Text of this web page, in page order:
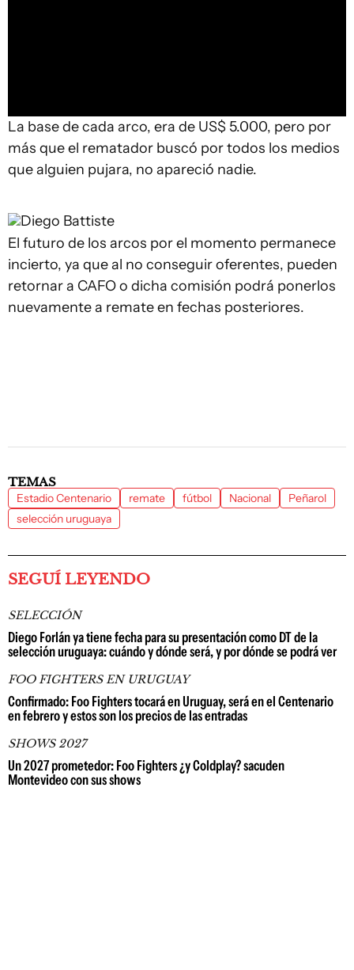
La base de cada arco, era de US$ 5.000, pero por
más que el rematador buscó por todos los medios
que alguien pujara, no apareció nadie.
Diego Battiste
El futuro de los arcos por el momento permanece
incierto, ya que al no conseguir oferentes, pueden
retornar a CAFO o dicha comisión podrá ponerlos
nuevamente a remate en fechas posteriores.
TEMAS
Estadio Centenario remate fútbol Nacional
Peñarol
selección uruguaya
SEGUÍ LEYENDO
SELECCIÓN
Diego Forlán ya tiene fecha para su presentación como DT de la
selección uruguaya: cuándo y dónde será, y por dónde se podrá ver
FOO FIGHTERS EN URUGUAY
Confirmado: Foo Fighters tocará en Uruguay, será en el Centenario
en febrero y estos son los precios de las entradas
SHOWS 2027
Un 2027 prometedor: Foo Fighters ¿y Coldplay? sacuden
Montevideo con sus shows